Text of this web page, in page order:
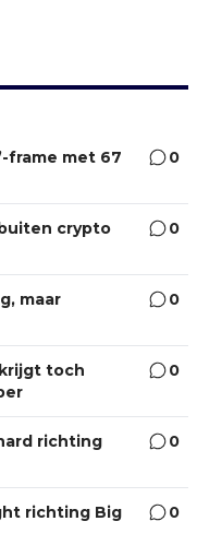
frame met 67
0
crypto
0
maar
0
toch
0
richting
0
richting Big
0